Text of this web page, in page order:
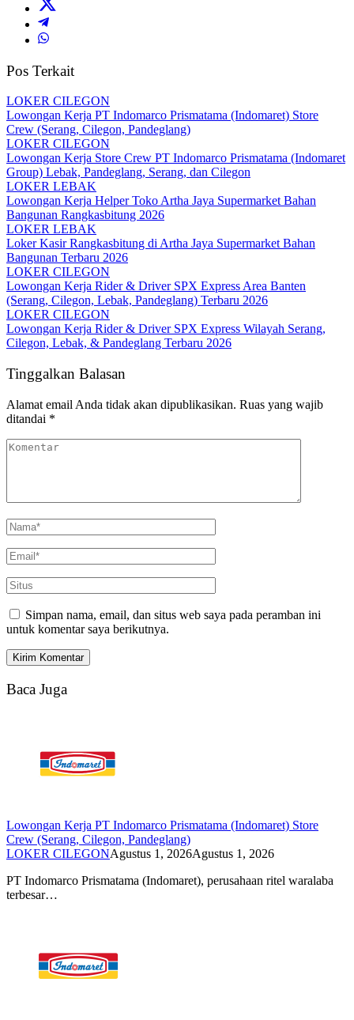
Pos Terkait
LOKER CILEGON
Lowongan Kerja PT Indomarco Prismatama (Indomaret) Store
Crew (Serang, Cilegon, Pandeglang)
LOKER CILEGON
Lowongan Kerja Store Crew PT Indomarco Prismatama (Indomaret
Group) Lebak, Pandeglang, Serang, dan Cilegon
LOKER LEBAK
Lowongan Kerja Helper Toko Artha Jaya Supermarket Bahan
Bangunan Rangkasbitung 2026
LOKER LEBAK
Loker Kasir Rangkasbitung di Artha Jaya Supermarket Bahan
Bangunan Terbaru 2026
LOKER CILEGON
Lowongan Kerja Rider & Driver SPX Express Area Banten
(Serang, Cilegon, Lebak, Pandeglang) Terbaru 2026
LOKER CILEGON
Lowongan Kerja Rider & Driver SPX Express Wilayah Serang,
Cilegon, Lebak, & Pandeglang Terbaru 2026
Tinggalkan Balasan
Alamat email Anda tidak akan dipublikasikan. Ruas yang wajib
ditandai *
Simpan nama, email, dan situs web saya pada peramban ini
untuk komentar saya berikutnya.
Baca Juga
Lowongan Kerja PT Indomarco Prismatama (Indomaret) Store
Crew (Serang, Cilegon, Pandeglang)
LOKER CILEGONAgustus 1, 2026Agustus 1, 2026
PT Indomarco Prismatama (Indomaret), perusahaan ritel waralaba
terbesar…